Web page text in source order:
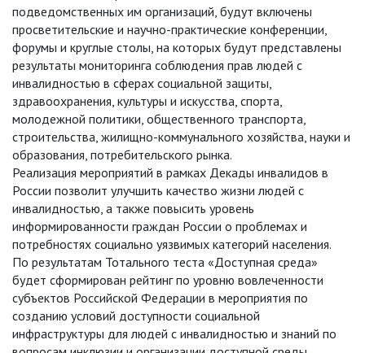
подведомственных им организаций, будут включены
просветительские и научно-практические конференции,
форумы и круглые столы, на которых будут представлены
результаты мониторинга соблюдения прав людей с
инвалидностью в сферах социальной защиты,
здравоохранения, культуры и искусства, спорта,
молодежной политики, общественного транспорта,
строительства, жилищно-коммунального хозяйства, науки и
образования, потребительского рынка.
Реализация мероприятий в рамках Декады инвалидов в
России позволит улучшить качество жизни людей с
инвалидностью, а также повысить уровень
информированности граждан России о проблемах и
потребностях социально уязвимых категорий населения.
По результатам Тотального теста «Доступная среда»
будет сформирован рейтинг по уровню вовлеченности
субъектов Российской Федерации в мероприятия по
созданию условий доступности социальной
инфраструктуры для людей с инвалидностью и знаний по